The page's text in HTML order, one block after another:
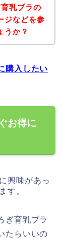
乳ブラの
ジなどを参
うか？
購入したい
お得に
興味があっ
す。
ぎ育乳ブラ
たらいいの